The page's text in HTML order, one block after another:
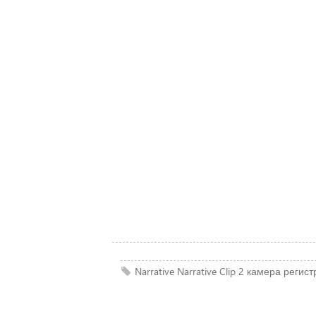
Narrative Narrative Clip 2 камера